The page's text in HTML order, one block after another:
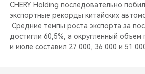
CHERY Holding последовательно
экспортные рекорды китайских
Средние темпы роста экспорта за
достигли 60,5%, а округленный
и июле составил 27 000, 36 000 и 51